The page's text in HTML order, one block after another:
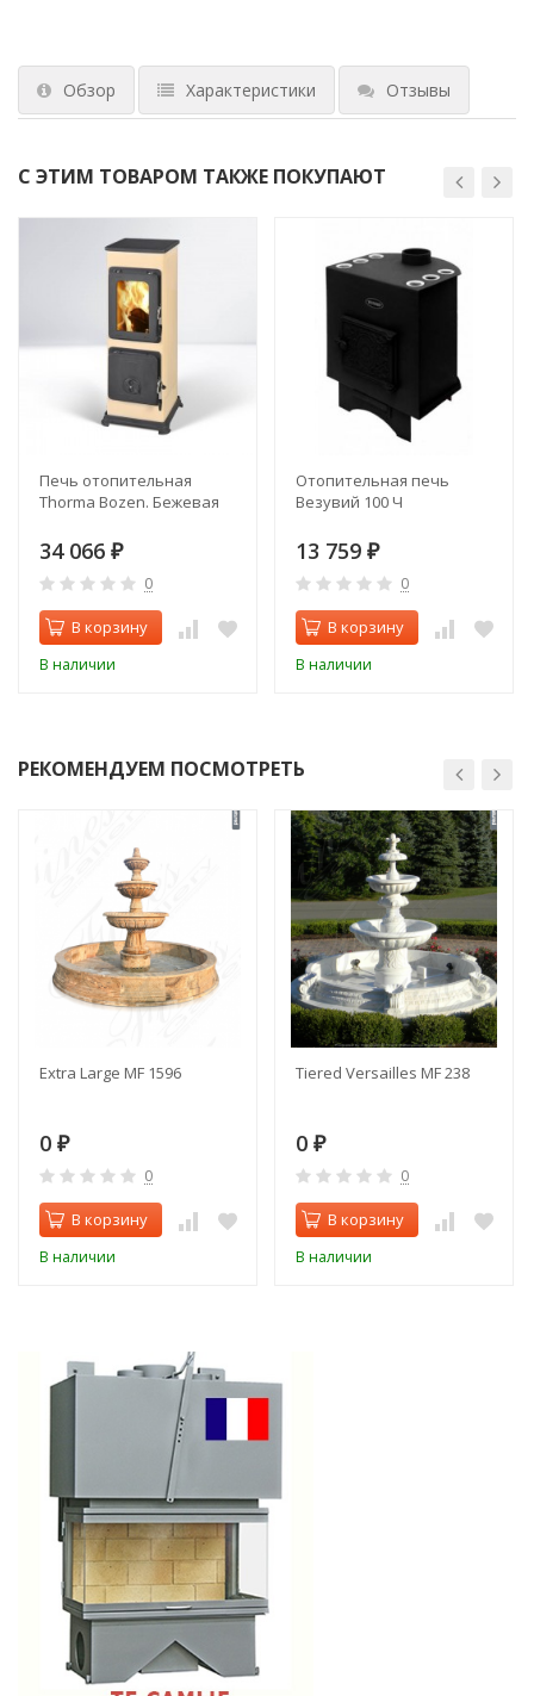
Обзор Характеристики Отзывы
С ЭТИМ ТОВАРОМ ТАКЖЕ ПОКУПАЮТ
Печь отопительная
Thorma Bozen. Бежевая
34 066 ₽
0
В корзину
В наличии
Отопительная печь
Везувий 100 Ч
13 759 ₽
0
В корзину
В наличии
РЕКОМЕНДУЕМ ПОСМОТРЕТЬ
Extra Large MF 1596
0 ₽
0
В корзину
В наличии
Tiered Versailles MF 238
0 ₽
0
В корзину
В наличии